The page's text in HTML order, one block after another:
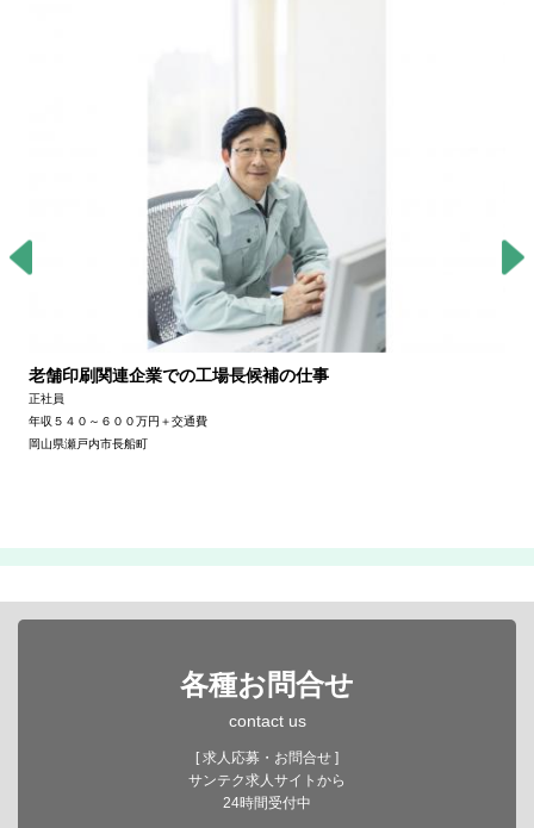
老舗印刷関連企業での工場長候補の仕事
正社員
年収５４０～６００万円＋交通費
岡山県瀬戸内市長船町
各種お問合せ
contact us
[ 求人応募・お問合せ ]
サンテク求人サイトから
24時間受付中